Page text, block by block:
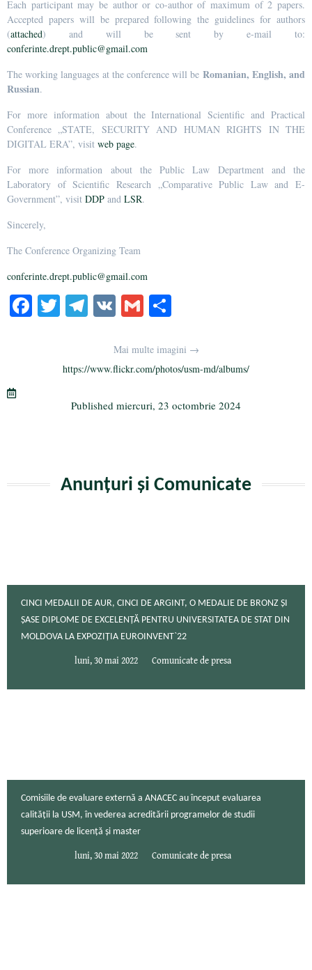
Each participant may be author or co-author of maximum of 2 papers.
Accepted papers will be prepared following the guidelines for authors
(attached) and will be sent by e-mail to:
conferinte.drept.public@gmail.com
The working languages at the conference will be Romanian, English, and
Russian.
For more information about the International Scientific and Practical
Conference „STATE, SECURITY AND HUMAN RIGHTS IN THE
DIGITAL ERA”, visit web page.
For more information about the Public Law Department and the
Laboratory of Scientific Research „Comparative Public Law and E-
Government”, visit DDP and LSR.
Sincerely,
The Conference Organizing Team
conferinte.drept.public@gmail.com
Fa T
r
Te
a
m
V G
ailaj
ea
Mai multe imagini →
https://www.flickr.com/photos/usm-md/albums/
Published miercuri, 23 octombrie 2024
Anunțuri și Comunicate
CINCI MEDALII DE AUR, CINCI DE ARGINT, O MEDALIE DE BRONZ ȘI
ȘASE DIPLOME DE EXCELENȚĂ PENTRU UNIVERSITATEA DE STAT DIN
MOLDOVA LA EXPOZIȚIA EUROINVENT`22
luni, 30 mai 2022 Comunicate de presa
Comisiile de evaluare externă a ANACEC au început evaluarea
calității la USM, în vederea acreditării programelor de studii
superioare de licență și master
luni, 30 mai 2022 Comunicate de presa